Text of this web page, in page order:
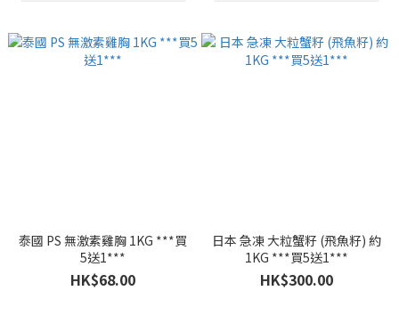
泰國 PS 無激素雞胸 1KG ***買
5送1***
HK$68.00
日本 急凍 大粒蟹籽 (飛魚籽) 約
1KG ***買5送1***
HK$300.00